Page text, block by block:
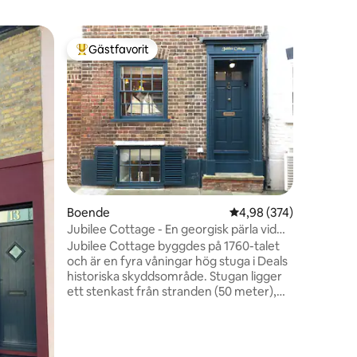
Populär gästfavorit
Gästfavorit
Boende 4,98 av 5 i
4,98 (374)
Jubilee Cottage - En georgisk pärla vid
havet.
Jubilee Cottage byggdes på 1760-talet
och är en fyra våningar hög stuga i Deals
historiska skyddsområde. Stugan ligger
ett stenkast från stranden (50 meter),